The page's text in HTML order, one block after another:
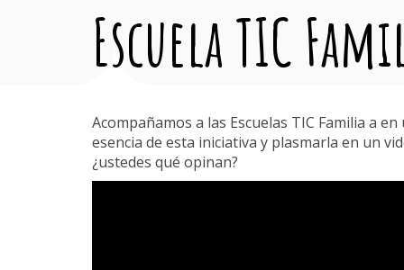
Escuela TIC
Acompañamos a las Escuelas TIC Familia a
esencia de esta iniciativa y plasmarla en un
¿ustedes qué opinan?